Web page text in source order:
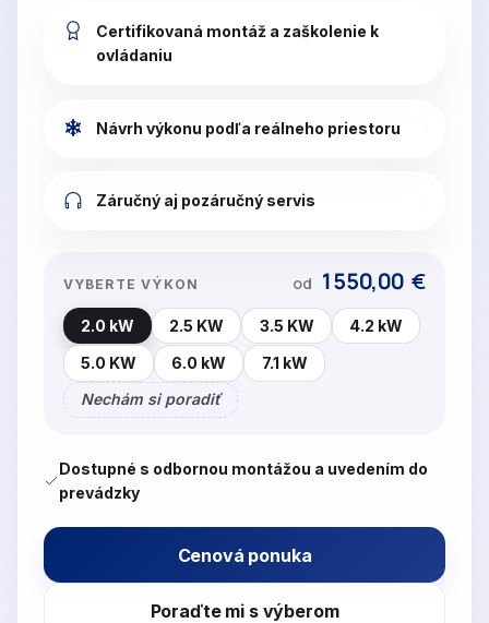
Certifikovaná montáž a zaškolenie k
ovládaniu
Návrh výkonu podľa reálneho priestoru
Záručný aj pozáručný servis
VYBERTE VÝKON od 1550,00 €
2.0 kW 2.5 KW 3.5 KW
4.2 kW
5.0 KW
6.0 kW
7.1 kW
Nechám si poradiť
Dostupné s odbornou montážou a uvedením do
prevádzky
Cenová ponuka
Poraďte mi s výberom